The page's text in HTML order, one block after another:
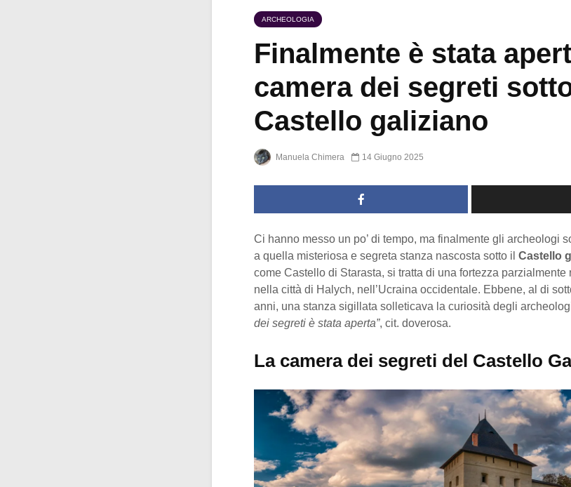
ARCHEOLOGIA
Finalmente è stata
camera dei segreti
Castello galiziano
Manuela Chimera 14 Giugno 2025
Ci hanno messo un po’ di tempo, ma finalmente gli archeologi
a quella misteriosa e segreta stanza nascosta sotto il Castello
come Castello di Starasta, si tratta di una fortezza parzialmente
nella città di Halych, nell’Ucraina occidentale. Ebbene, al di
anni, una stanza sigillata solleticava la curiosità degli
dei segreti è stata aperta”, cit. doverosa.
La camera dei segreti del Castello